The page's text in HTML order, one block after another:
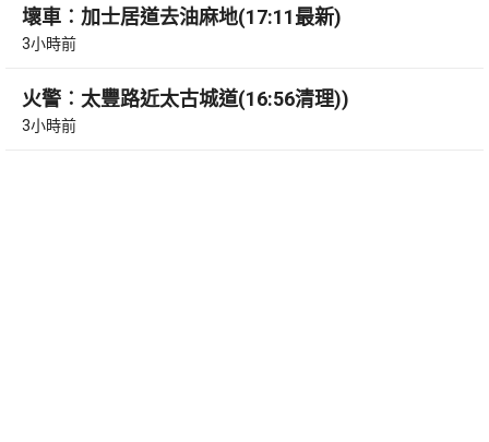
壞車︰加士居道去油麻地(17:11最新)
3小時前
火警︰太豐路近太古城道(16:56清理))
3小時前